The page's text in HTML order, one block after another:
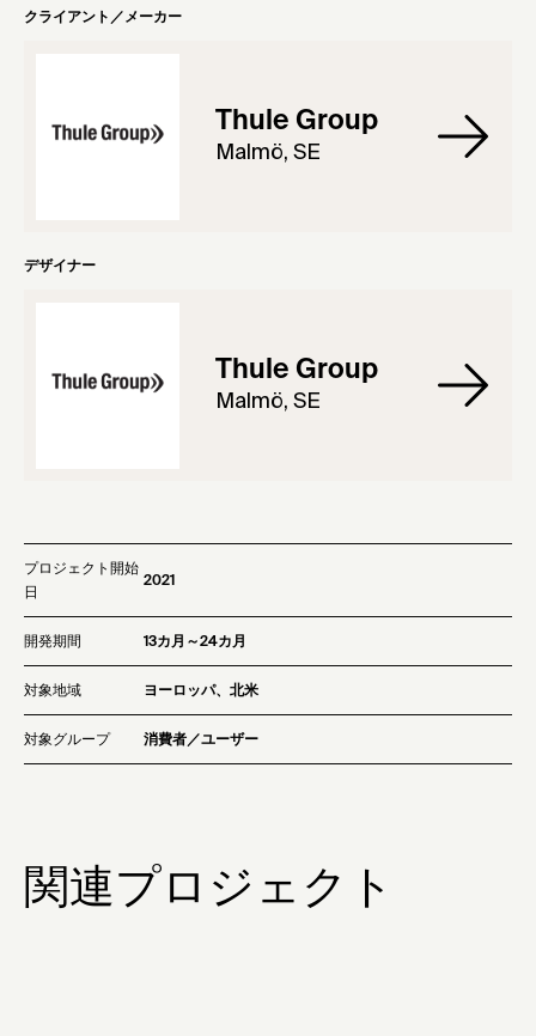
クライアント／メーカー
Thule Group
Malmö, SE
デザイナー
Thule Group
Malmö, SE
プロジェクト開始
日
2021
開発期間 13カ月～24カ月
対象地域 ヨーロッパ、北米
対象グループ 消費者／ユーザー
関連プロジェクト